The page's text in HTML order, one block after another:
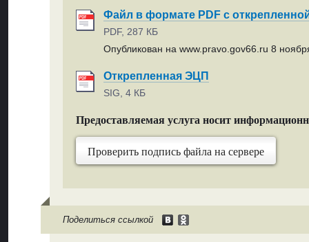
Файл в формате PDF с
PDF, 287 КБ
Опубликован на www.pravo.gov66.ru 8
Открепленная ЭЦП
SIG, 4 КБ
Предоставляемая услуга носит
Проверить подпись файла на сервере
Поделиться ссылкой